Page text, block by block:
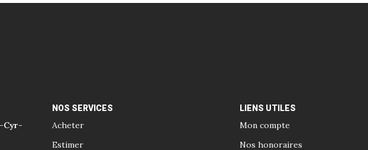
Cyr-
NOS SERVICES
Acheter
Estimer
LIENS UTILES
Mon compte
Nos honoraires